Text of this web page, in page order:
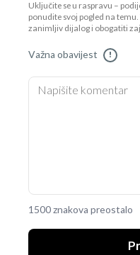
Uključite se u raspravu –
ponudite svoj pogled na
zanimljiv dijalog i obogatiti
Važna obavijest !
1500 znakova preostalo